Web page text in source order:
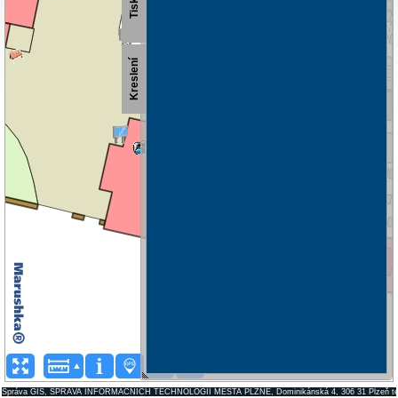
Správa GIS, SPRÁVA INFORMAČNÍCH TECHNOLOGIÍ MĚSTA PLZNĚ, Dominikánská 4, 306 31 Plzeň